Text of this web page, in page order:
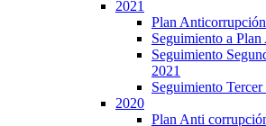
2021
Plan
Seguimiento a
Seguimiento
2021
Seguimiento
2020
Plan Anti